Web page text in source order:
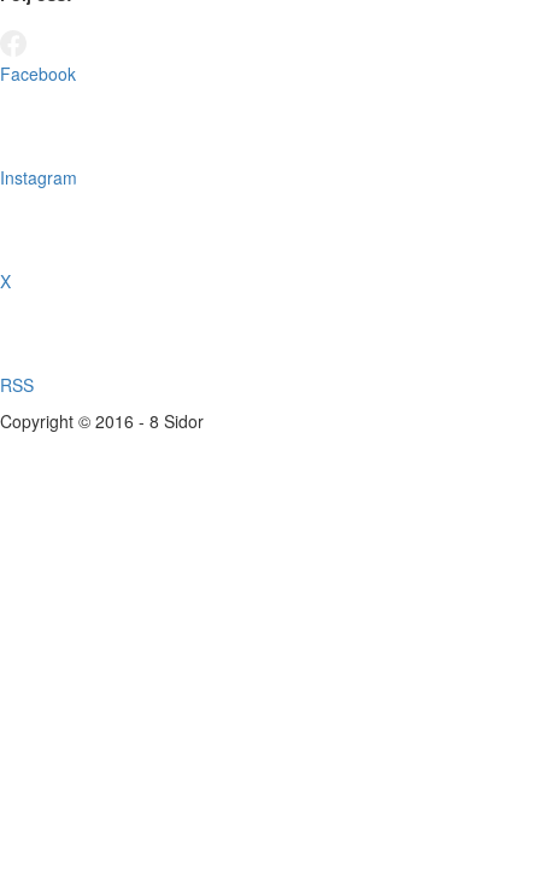
Facebook
Instagram
X
RSS
Copyright © 2016 - 8 Sidor